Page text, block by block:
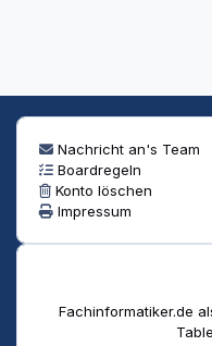
Nachricht an's Team
Boardregeln
Konto löschen
Impressum
Fachinformatiker.de